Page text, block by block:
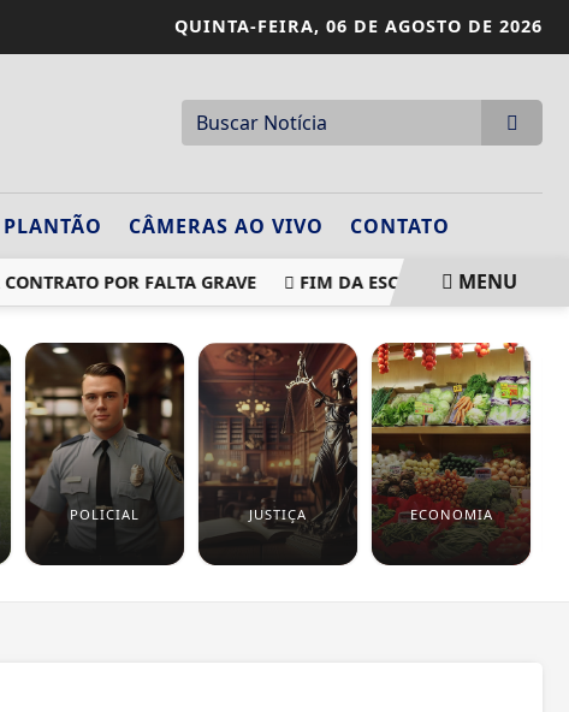
QUINTA-FEIRA, 06 DE AGOSTO DE 2026
CÂMERAS AO VIVO CONTATO
POR FALTA GRAVE FIM DA ESCALA 6X1: EMPRESAS
MENU
POLICIAL JUSTIÇA ECONOMIA